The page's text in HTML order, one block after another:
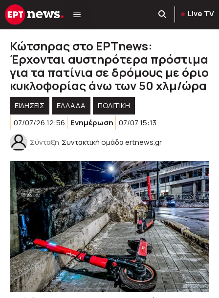
Μετάβαση
σε
Live TV
Κώτσηρας στο ΕΡΤnews:
Έρχονται αυστηρότερα πρόστιμα
για τα πατίνια σε δρόμους με όριο
κυκλοφορίας άνω των 50 χλμ/ώρα
ΕΙΔΗΣΕΙΣ ΕΛΛΑΔΑ
ΠΟΛΙΤΙΚΉ
07/07/26 12:56
Ενημέρωση 07/07 15:13
Σύνταξη Συντακτική ομάδα ertnews.gr